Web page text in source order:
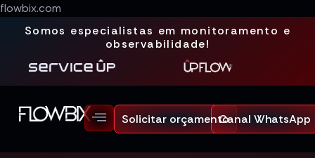
flowbix.com
Somos especialistas em monitoramento e
observabilidade!
Solicitar orçamentoCanal WhatsApp